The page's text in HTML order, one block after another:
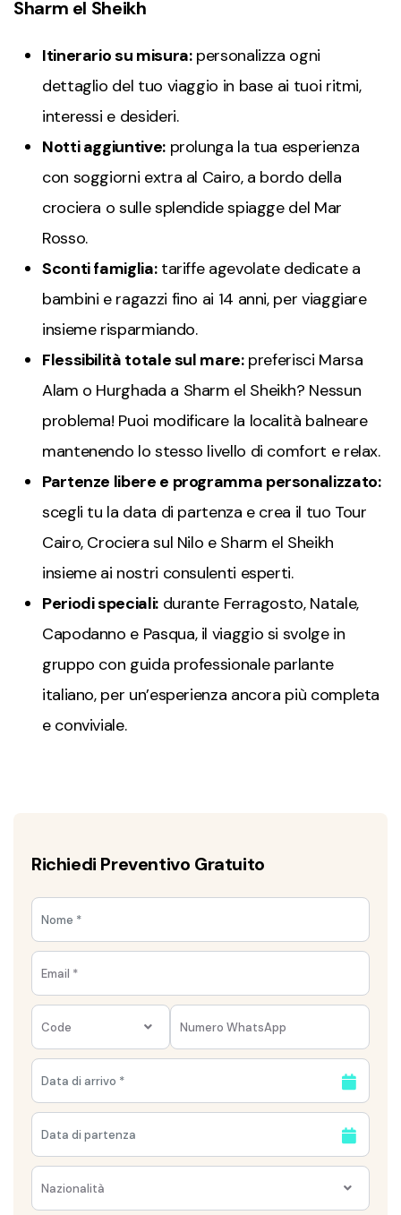
Sharm el Sheikh
Itinerario su misura:personalizza ogni
dettaglio del tuo viaggio in base ai tuoi ritmi,
interessi e desideri.
Notti aggiuntive:prolunga la tua esperienza
con soggiorni extra al Cairo, a bordo della
crociera o sulle splendide spiagge del Mar
Rosso.
Sconti famiglia:tariffe agevolate dedicate a
bambini e ragazzi fino ai 14 anni, per viaggiare
insieme risparmiando.
Flessibilità totale sul mare:preferisci Marsa
Alam o Hurghada a Sharm el Sheikh? Nessun
problema! Puoi modificare la località balneare
mantenendo lo stesso livello di comfort e relax.
Partenze libere e programma personalizzato:
scegli tu la data di partenza e crea il tuo Tour
Cairo, Crociera sul Nilo e Sharm el Sheikh
insieme ai nostri consulenti esperti.
Periodi speciali:durante Ferragosto, Natale,
Capodanno e Pasqua, il viaggio si svolge in
gruppo con guida professionale parlante
italiano, per un’esperienza ancora più completa
e conviviale.
Richiedi Preventivo Gratuito
Code
Nazionalità